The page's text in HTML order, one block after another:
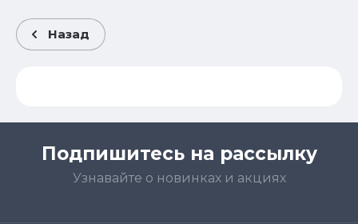
Назад
Подпишитесь на рассылку
Узнавайте о новинках и акциях